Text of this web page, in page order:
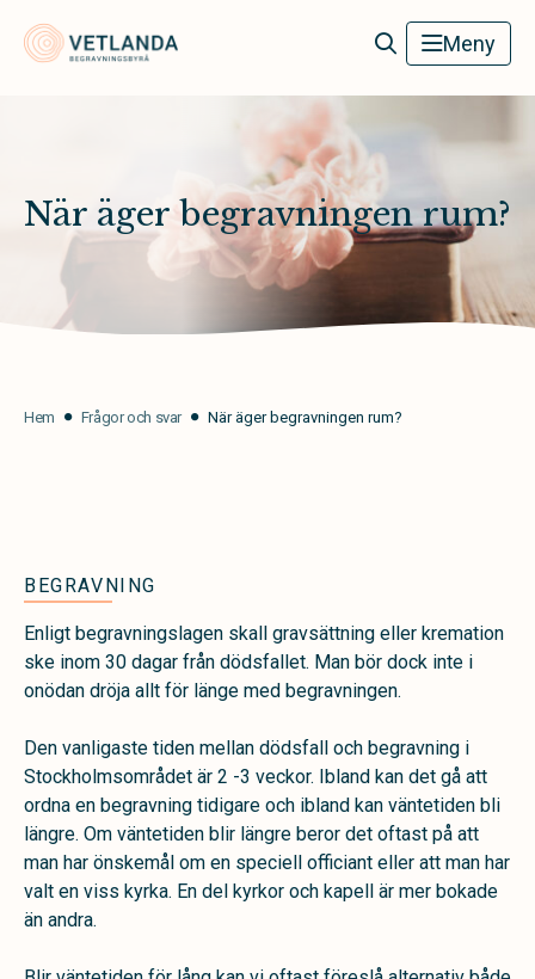
Meny
När äger begravningen rum?
Hem Frågor och svar När äger begravningen rum?
BEGRAVNING
Enligt begravningslagen skall gravsättning eller kremation
ske inom 30 dagar från dödsfallet. Man bör dock inte i
onödan dröja allt för länge med begravningen.
Den vanligaste tiden mellan dödsfall och begravning i
Stockholmsområdet är 2 -3 veckor. Ibland kan det gå att
ordna en begravning tidigare och ibland kan väntetiden bli
längre. Om väntetiden blir längre beror det oftast på att
man har önskemål om en speciell officiant eller att man har
valt en viss kyrka. En del kyrkor och kapell är mer bokade
än andra.